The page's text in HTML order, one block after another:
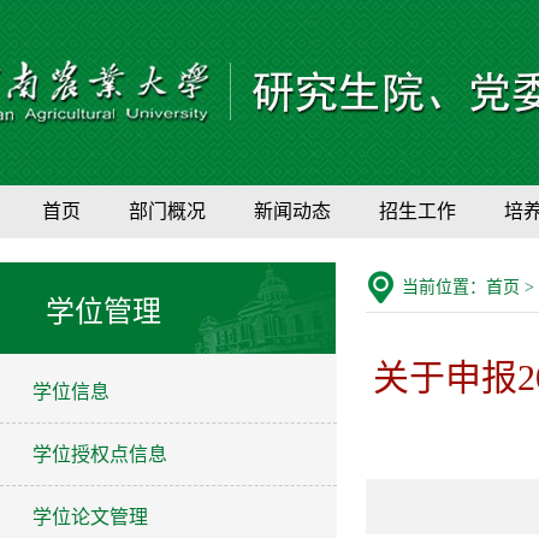
首页 部门概况 新闻动态 招生工作 培
学位管理
学位信息
学位授权点信息
学位论文管理
当前位置： 首页 >
关于申报